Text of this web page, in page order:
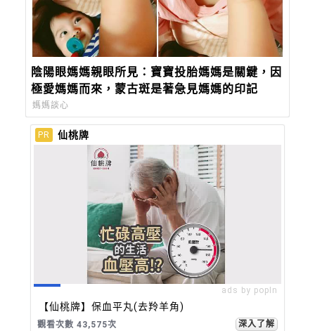
陰陽眼媽媽親眼所見：寶寶投胎媽媽是關鍵，因
極愛媽媽而來，蒙古斑是著急見媽媽的印記
媽媽談心
PR 仙桃牌
ads by popIn
【仙桃牌】保血平丸(去羚羊角)
觀看次數 43,575次 深入了解